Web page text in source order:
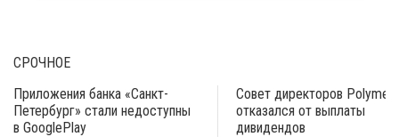
СРОЧНОЕ
Приложения банка «Санкт-
Петербург» стали недоступны
в GooglePlay
Совет директоров
отказался от выплаты
дивидендов